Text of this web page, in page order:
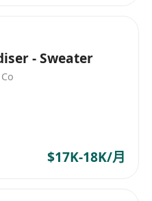
- Sweater
$17K-18K/月